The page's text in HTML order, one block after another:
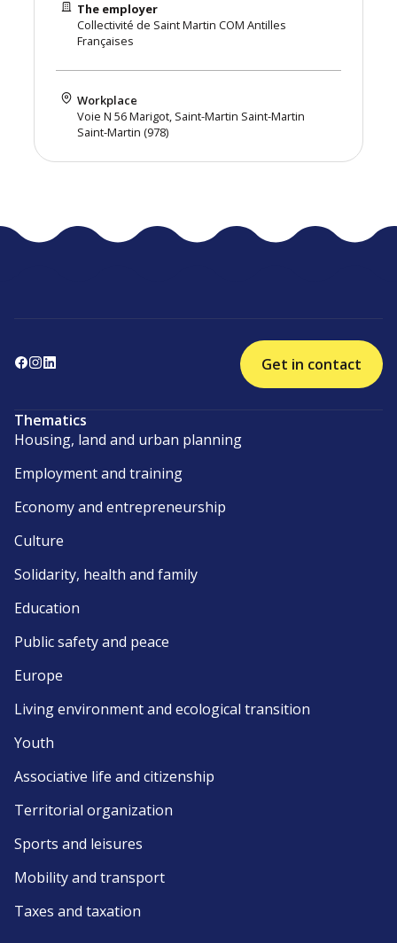
The employer
Collectivité de Saint Martin COM Antilles
Françaises
Workplace
Voie N 56 Marigot, Saint-Martin Saint-Martin
Saint-Martin (978)
Get in contact
Thematics
Housing, land and urban planning
Employment and training
Economy and entrepreneurship
Culture
Solidarity, health and family
Education
Public safety and peace
Europe
Living environment and ecological transition
Youth
Associative life and citizenship
Territorial organization
Sports and leisures
Mobility and transport
Taxes and taxation